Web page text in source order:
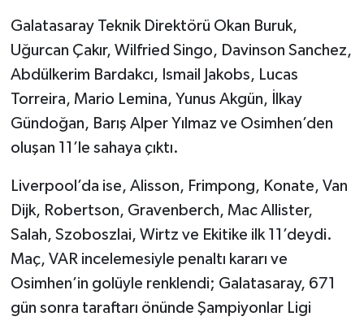
Galatasaray Teknik Direktörü Okan Buruk,
Uğurcan Çakır, Wilfried Singo, Davinson Sanchez,
Abdülkerim Bardakcı, Ismail Jakobs, Lucas
Torreira, Mario Lemina, Yunus Akgün, İlkay
Gündoğan, Barış Alper Yılmaz ve Osimhen’den
oluşan 11’le sahaya çıktı.
Liverpool’da ise, Alisson, Frimpong, Konate, Van
Dijk, Robertson, Gravenberch, Mac Allister,
Salah, Szoboszlai, Wirtz ve Ekitike ilk 11’deydi.
Maç, VAR incelemesiyle penaltı kararı ve
Osimhen’in golüyle renklendi; Galatasaray, 671
gün sonra taraftarı önünde Şampiyonlar Ligi